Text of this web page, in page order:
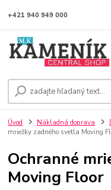
+421 940 949 000
Úvod Nákladná doprava
mriežky zadného svetla Moving
Ochranné
Moving Floor